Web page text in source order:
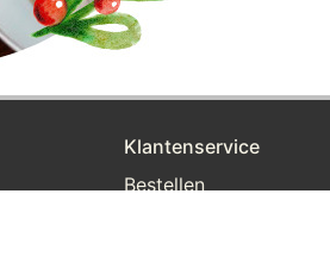
Klantenservice
Bestellen